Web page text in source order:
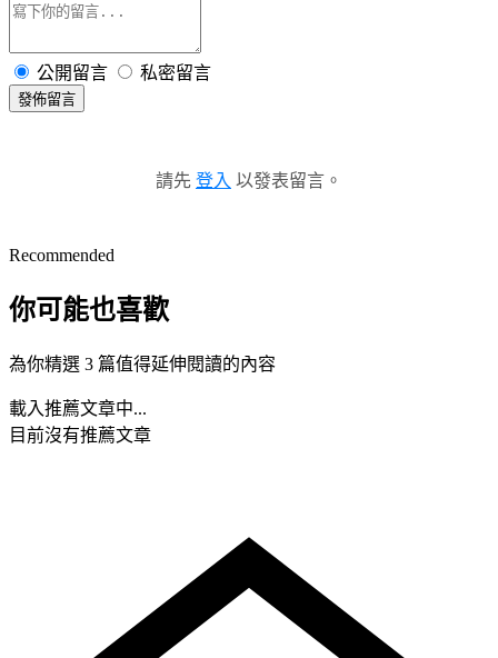
公開留言 私密留言
發佈留言
請先 登入 以發表留言。
Recommended
你可能也喜歡
為你精選 3 篇值得延伸閱讀的內容
載入推薦文章中...
目前沒有推薦文章